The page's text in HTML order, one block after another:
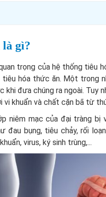
gì?
trọng của hệ thống tiêu
hóa thức ăn. Một trong
đưa chúng ra ngoài. Tuy
khuẩn và chất cặn bã từ
niêm mạc của đại tràng bị
đau bụng, tiêu chảy, rối
virus, ký sinh trùng,...